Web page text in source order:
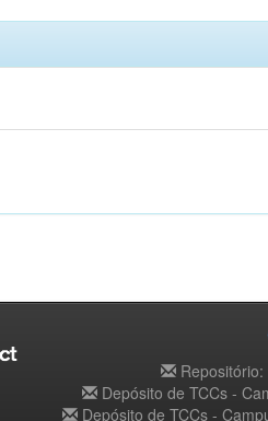
Repositório:
Depósito de TCCs -
Depósito de TCCs -